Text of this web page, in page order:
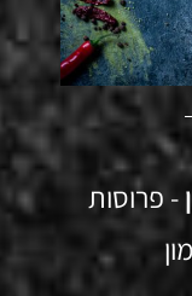
- פרוסות